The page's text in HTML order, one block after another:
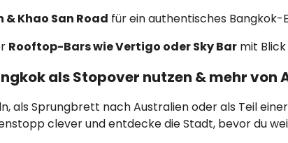
Khao San Road für ein authentisches Bangkok-
Rooftop-Bars wie Vertigo oder Sky Bar mit
als Stopover nutzen & mehr von
als Sprungbrett nach Australien oder als Teil
clever und entdecke die Stadt, bevor du